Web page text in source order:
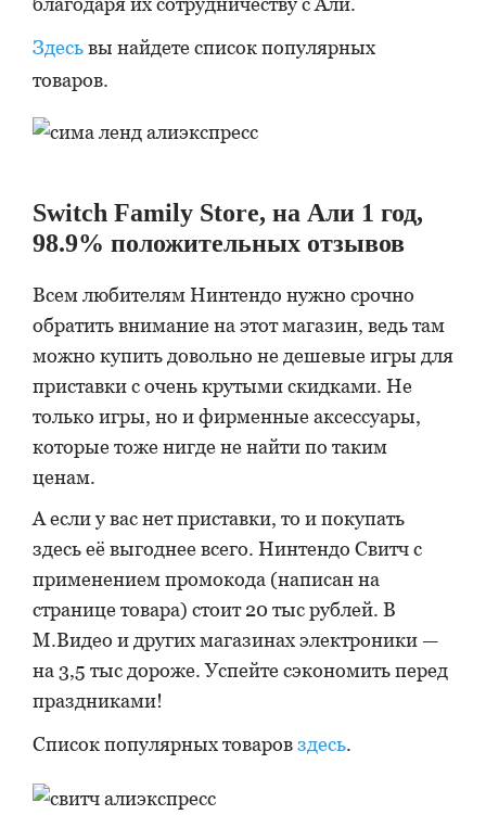
Здесьвы найдете список популярных
товаров.
Switch Family Store, на Али 1 год,
98.9% положительных отзывов
Всем любителям Нинтендо нужно срочно
обратить внимание на этот магазин, ведь там
можно купить довольно не дешевые игры для
приставки с очень крутыми скидками. Не
только игры, но и фирменные аксессуары,
которые тоже нигде не найти по таким
ценам.
А если у вас нет приставки, то и покупать
здесь её выгоднее всего. Нинтендо Свитч с
применением промокода (написан на
странице товара) стоит 20 тыс рублей. В
М.Видео и других магазинах электроники —
на 3,5 тыс дороже. Успейте сэкономить перед
праздниками!
Список популярных товаровздесь.